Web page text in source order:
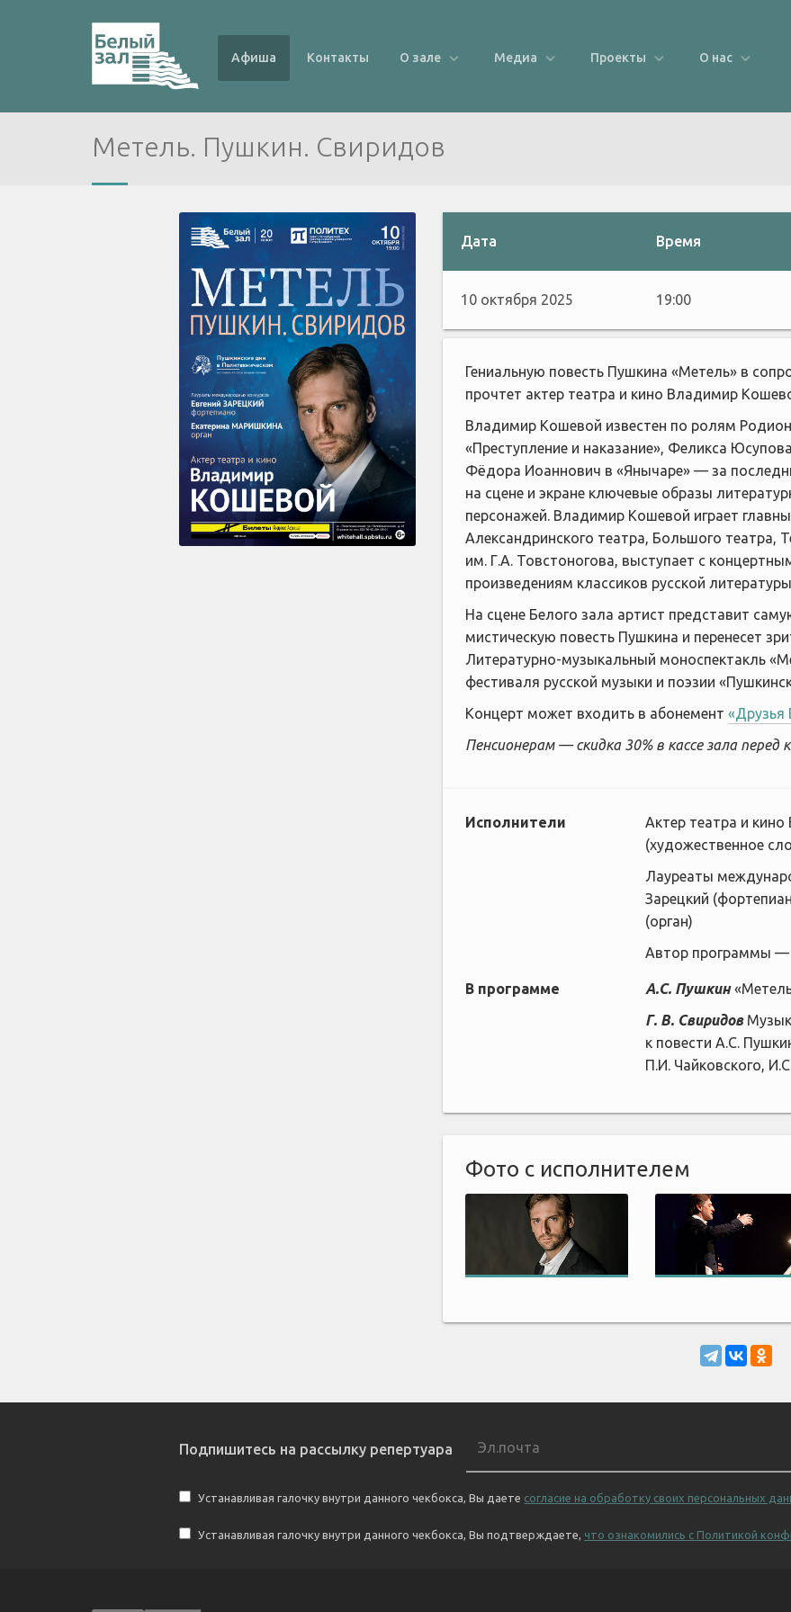
Афиша Контакты О зале Медиа Проекты О нас
Метель. Пушкин. Свиридов
Дата
10 октября 2025
Время
19:00
Гениальную повесть Пушкина «Метель» в
прочтет актер театра и кино Владимир
Владимир Кошевой известен по ролям
«Преступление и наказание», Феликса
Фёдора Иоаннович в «Янычаре» — за
на сцене и экране ключевые образы
персонажей. Владимир Кошевой играет
Александринского театра, Большого театра,
им. Г.А. Товстоногова, выступает с
произведениям классиков русской
На сцене Белого зала артист представит
мистическую повесть Пушкина и перенесет
Литературно-музыкальный моноспектакль
фестиваля русской музыки и поэзии
Концерт может входить в абонемент «Друзья
Пенсионерам — скидка 30% в кассе зала перед
Исполнители
Актер театра и
(художественное
Лауреаты
Зарецкий
(орган)
Автор программы
В программе А.С. Пушкин
Г. В. Свиридов
к повести А.С.
П.И. Чайковского,
Фото с исполнителем
Подпишитесь на рассылку репертуара
Устанавливая галочку внутри данного чекбокса, Вы даете согласие на обработку своих персональных
Устанавливая галочку внутри данного чекбокса, Вы подтверждаете, что ознакомились с Политикой